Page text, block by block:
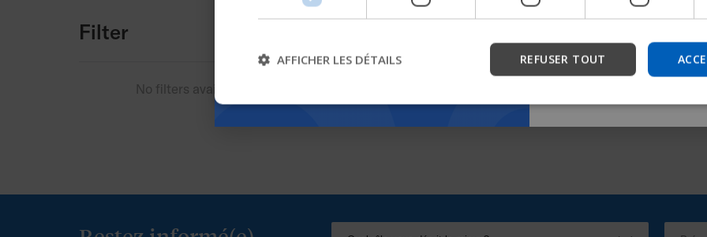
Filter
No filters available
Commencer
REFUSER TOUT
AFFICHER LES DÉTAILS